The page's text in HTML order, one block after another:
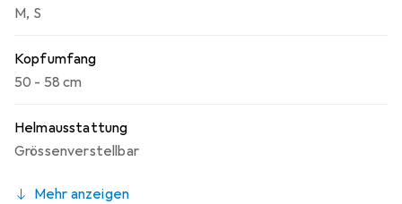
M, S
Kopfumfang
50 - 58 cm
Helmausstattung
Grössenverstellbar
Mehr anzeigen